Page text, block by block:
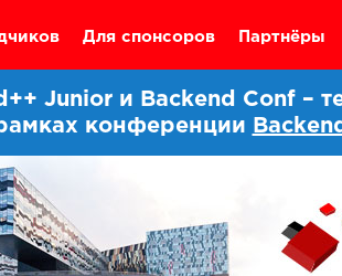
Для спонсоров Партнёры
Junior и Backend Conf –
конференции